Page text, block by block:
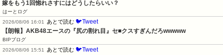
嫁をもう1回惚れさすにはどうしたらいい？
はーとログ
2026/08/06 16:01
あとで読む 🐦Tweet
【朗報】AKB48エースの『尻の割れ目』セ■クスすぎんだろwwwww
BIPブログ
2026/08/06 15:51
あとで読む 🐦Tweet